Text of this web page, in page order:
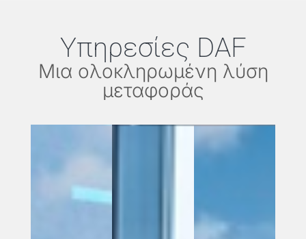
Υπηρεσίες DAF
Μια ολοκληρωμένη λύση
μεταφοράς